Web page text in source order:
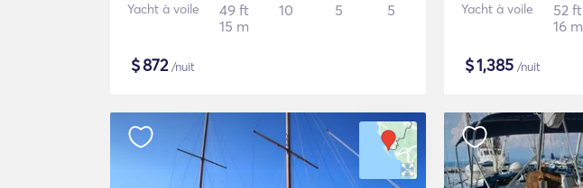
Yacht à voile
49 ft
15 m
10 5 5
$872/nuit
Yacht à voile
52 ft
16 m
$1,385 /nuit